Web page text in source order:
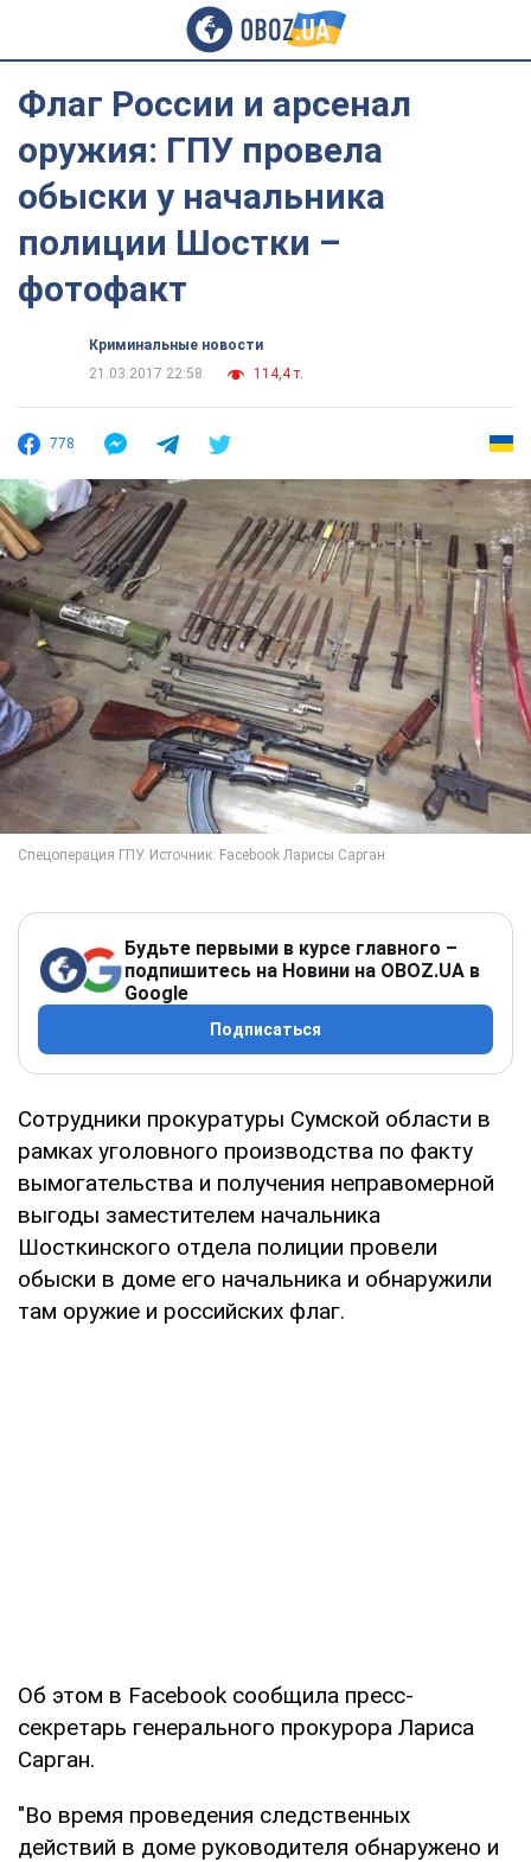
Флаг России и арсенал
оружия: ГПУ провела
обыски у начальника
полиции Шостки –
фотофакт
Криминальные новости
21.03.2017 22:58
114,4 т.
778
Будьте первыми в курсе главного –
подпишитесь на Новини на OBOZ.UA в
Google
Подписаться
Сотрудники прокуратуры Сумской области в
рамках уголовного производства по факту
вымогательства и получения неправомерной
выгоды заместителем начальника
Шосткинского отдела полиции провели
обыски в доме его начальника и обнаружили
там оружие и российских флаг.
Об этом в Facebook сообщила пресс-
секретарь генерального прокурора Лариса
Сарган.
"Во время проведения следственных
действий в доме руководителя обнаружено и